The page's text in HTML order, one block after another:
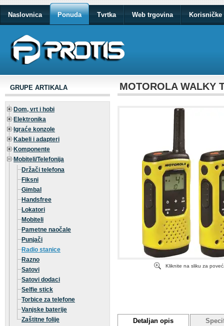
Naslovnica Ponuda Tvrtka Web trgovina Korisničke
GRUPE ARTIKALA
Dom, vrt i hobi
Elektronika
Igraće konzole
Kabeli i adapteri
Komponente
Mobiteli/Telefonija
Držači telefona
Fiksni
Gimbal
Handsfree
Lokatori
Mobiteli
Pametne naočale
Punjači
Radio stanice
Razno
Satovi
Satovi dodaci
Selfie stick
Torbice za telefone
Vanjske baterije
Zaštitne folije
MOTOROLA WALKY
Kliknite na sliku za
Detaljan opis